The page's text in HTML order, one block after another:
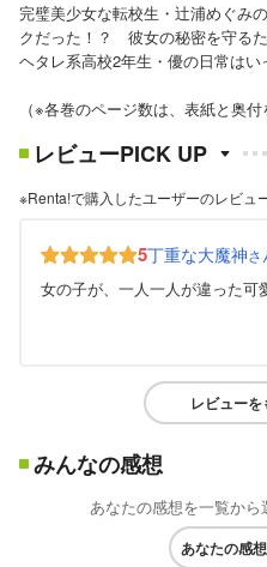
完璧美少女な転校生・辻浦めぐみ
クだった！？ 彼女の秘密を守る
ヘタレ系高校2年生・優の日常は
（※各巻のページ数は、表紙と奥
レビューPICK UP
※Renta!で購入したユーザーのレビュ
5丁重な大魔神さ
女の子が、一人一人が違った可
レビュー
みんなの感想
あなたの感想を一覧から
あなたの感